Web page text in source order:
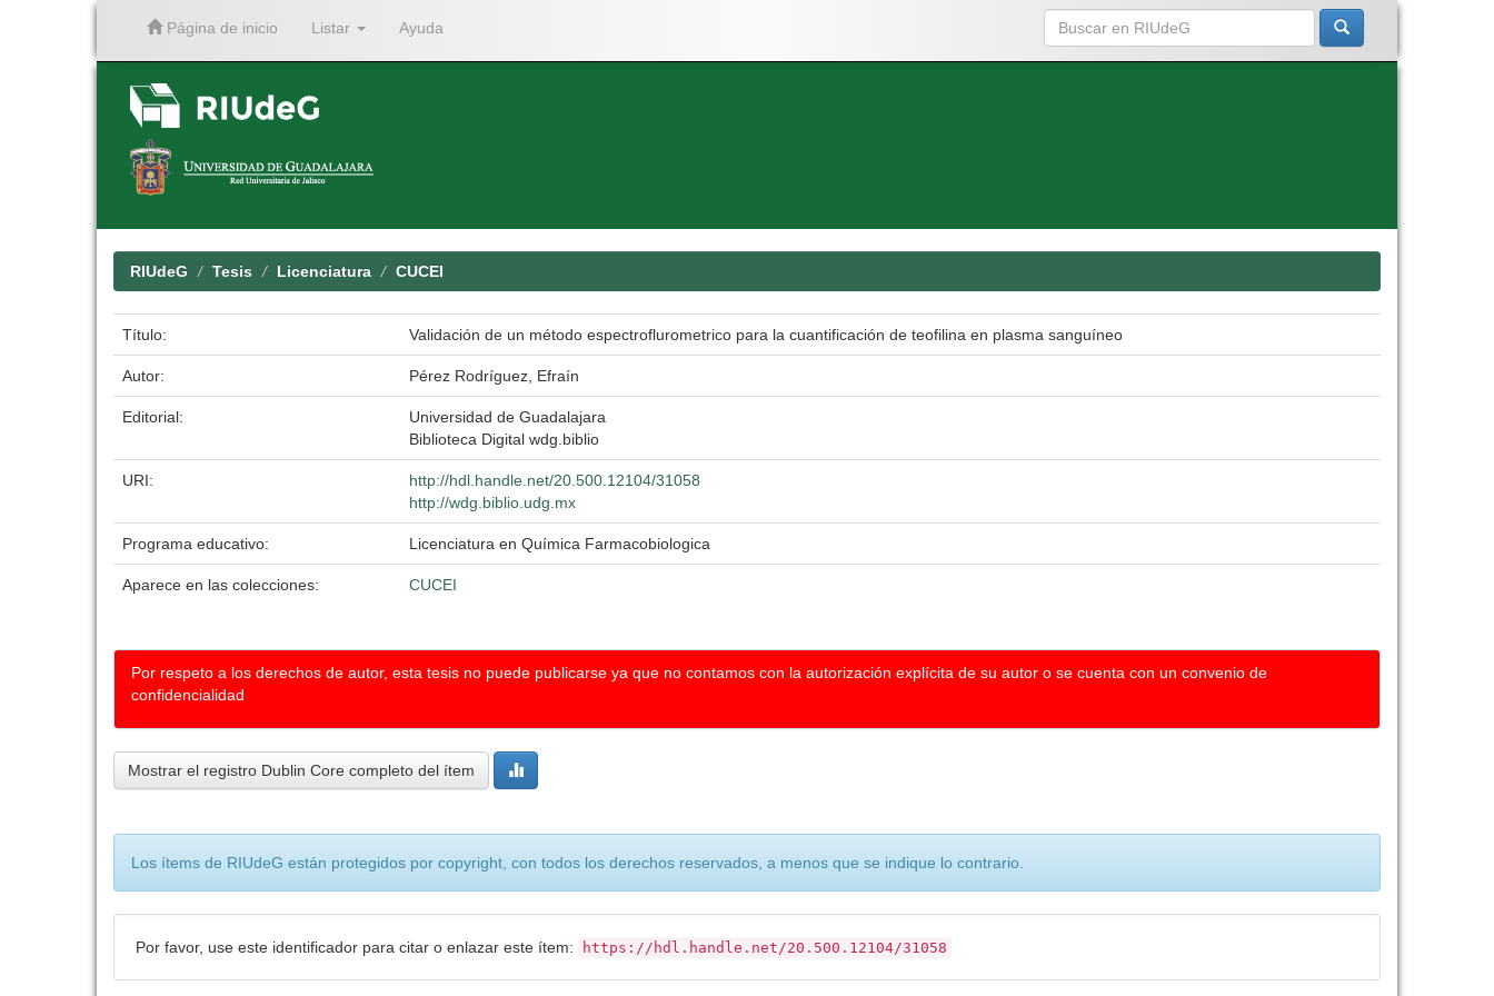
Página de inicio Listar Ayuda
RIUdeG Tesis Licenciatura CUCEI
Título: Validación de un método espectroflurometrico para la cuantificación de teofilina en plasma sanguíneo
Autor: Pérez Rodríguez, Efraín
Editorial:
Universidad de Guadalajara
Biblioteca Digital wdg.biblio
URI:
http://hdl.handle.net/20.500.12104/31058
http://wdg.biblio.udg.mx
Programa educativo: Licenciatura en Química Farmacobiologica
Aparece en las colecciones: CUCEI
Por respeto a los derechos de autor, esta tesis no puede publicarse ya que no contamos con la autorización explícita de su autor o se cuenta con un convenio de
confidencialidad
Mostrar el registro Dublin Core completo del ítem
Los ítems de RIUdeG están protegidos por copyright, con todos los derechos reservados, a menos que se indique lo contrario.
Por favor, use este identificador para citar o enlazar este ítem: https://hdl.handle.net/20.500.12104/31058